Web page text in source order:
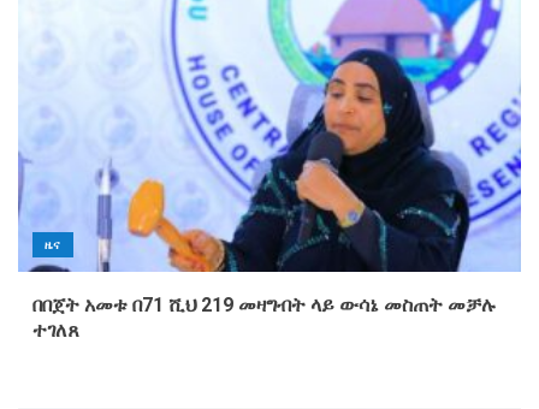
ዜና
በበጀት አመቱ በ71 ሺህ 219 መዛግብት ላይ ውሳኔ መስጠት መቻሉ
ተገለጸ